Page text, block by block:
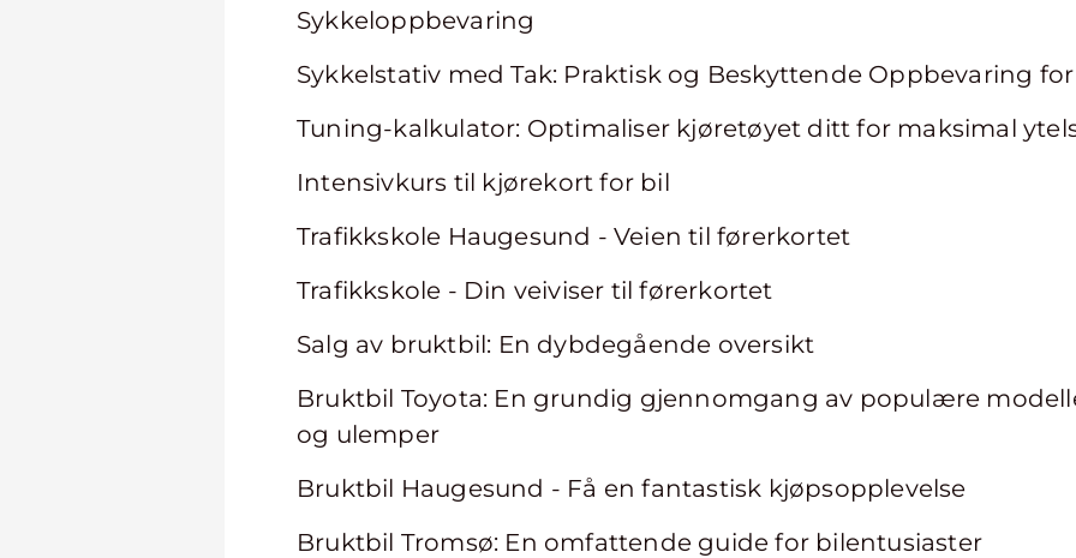
Sykkeloppbevaring
Sykkelstativ med Tak: Praktisk og Beskyttende Oppbevaring
Tuning-kalkulator: Optimaliser kjøretøyet ditt for maksimal
Intensivkurs til kjørekort for bil
Trafikkskole Haugesund - Veien til førerkortet
Trafikkskole - Din veiviser til førerkortet
Salg av bruktbil: En dybdegående oversikt
Bruktbil Toyota: En grundig gjennomgang av populære
og ulemper
Bruktbil Haugesund - Få en fantastisk kjøpsopplevelse
Bruktbil Tromsø: En omfattende guide for bilentusiaster